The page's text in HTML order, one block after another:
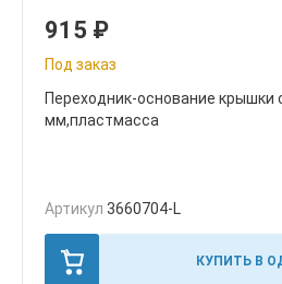
915 ₽
Под заказ
Переходник-основание крышки
мм,пластмасса
Артикул 3660704-L
КУПИТЬ В